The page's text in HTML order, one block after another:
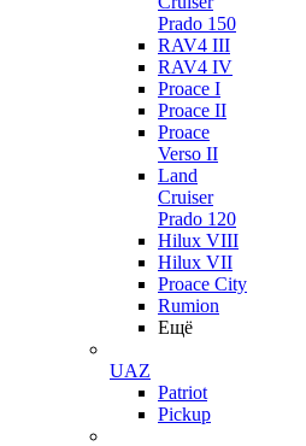
Prado 150
RAV4 III
RAV4 IV
Proace I
Proace II
Proace
Verso II
Land
Cruiser
Prado 120
Hilux VIII
Hilux VII
Proace City
Rumion
Ещё
UAZ
Patriot
Pickup